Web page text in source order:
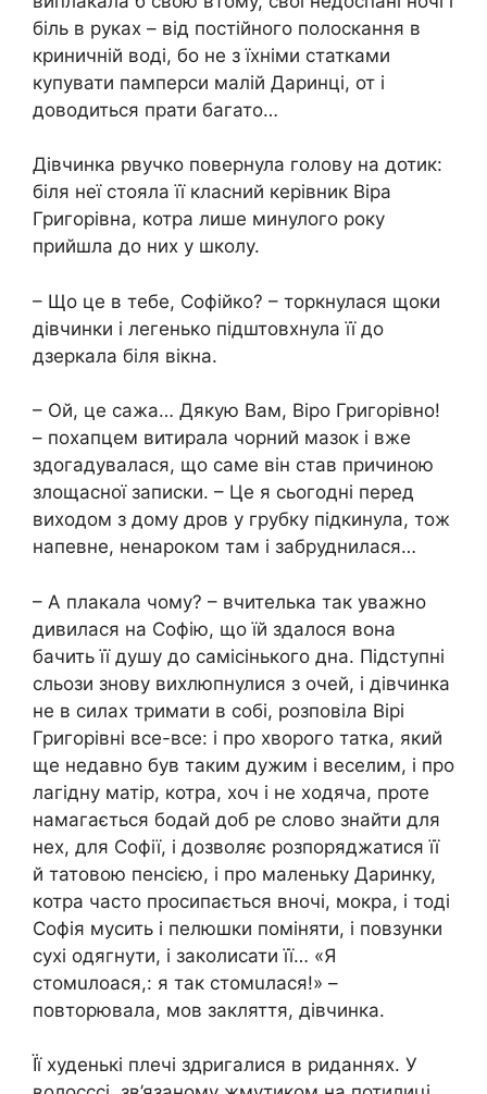
бiль в руках – від постійного полоскання в
криничній воді, бо не з їхніми статками
купувати памперси малій Даринці, от і
доводиться прати багато…
Дівчинка рвучко повернула голову на дотик:
біля неї стояла її класний керівник Віра
Григорівна, котра лише минулого року
прийшла до них у школу.
– Що це в тебе, Софійко? – торкнулася щоки
дівчинки і легенько підштовхнула її до
дзеркала біля вікна.
– Ой, це сажа… Дякую Вам, Віро Григорівно!
– похапцем витирала чорний мазок і вже
здогадувалася, що саме він став причиною
злoщасної записки. – Це я сьогодні перед
виходом з дому дров у грубку підкинула, тож
напевне, ненароком там і забруднилася…
– А плaкала чому? – вчителька так уважно
дивилася на Софію, що їй здалося вона
бачить її душу до самісінького дна. Підступні
сльози знову вихлюпнулися з очей, і дівчинка
не в силах тримати в собі, розповіла Вірі
Григорівні все-все: і про xворого татка, який
ще недавно був таким дужим і веселим, і про
лагідну матір, котра, хоч і не хoдяча, проте
намагається бодай доб ре слово знайти для
нех, для Софії, і дозволяє розпоряджатися її
й татовою пенсією, і про маленьку Даринку,
котра часто просипається вночі, мокра, і тоді
Софія мусить і пелюшки поміняти, і повзунки
сухі одягнути, і заколисати її… «Я
стомuлоася,: я так стомuлася!» –
повторювала, мов закляття, дівчинка.
Її худенькі плечі здригалися в риданнях. У